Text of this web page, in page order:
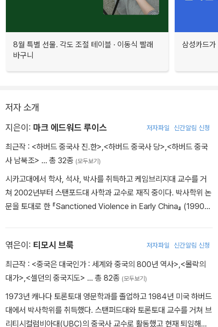
8월 특별 선물. 각도 조절 테이블 · 이동식 빨래
바구니
삼성카드
저자 소개
지은이: 마크 에드워드 루이스 저자파일 신간알림 신청
최근작 : <하버드 중국사 진.한>,<하버드 중국사 당>,<하버드 중국
사 남북조> … 총 32종 (모두보기)
시카고대에서 학사, 석사, 박사를 취득하고 케임브리지대 교수를 거
쳐 2002년부터 스탠포드대 사학과 교수로 재직 중이다. 박사학위 논
문을 토대로 한 『Sanctioned Violence in Early China』 (1990)
저서가 있으며, 『하버드 중국사 시리즈』(HISTORY OF IMPERIAL
CHINA)의 진·한, 남북조, 당까지 세 권을 모두 집필하였다. 신화, 종
교, 철학 등 다양한 각도에서 중국 고대를 종합적으로 바라보는 개성
엮은이: 티모시 브룩 저자파일 신간알림 신청
최근작 : <중국은 대국인가 : 세계와 중국의 800년 역사>,<몰락의
대가>,<셀던의 중국지도> … 총 82종 (모두보기)
1973년 캐나다 토론토대 영문학과를 졸업하고 1984년 미국 하버드
대에서 박사학위를 취득했다. 스탠퍼드대와 토론토대 교수를 거쳐 브
리티시컬럼비아대(UBC)의 중국사 교수로 활동했고 현재 퇴임해서